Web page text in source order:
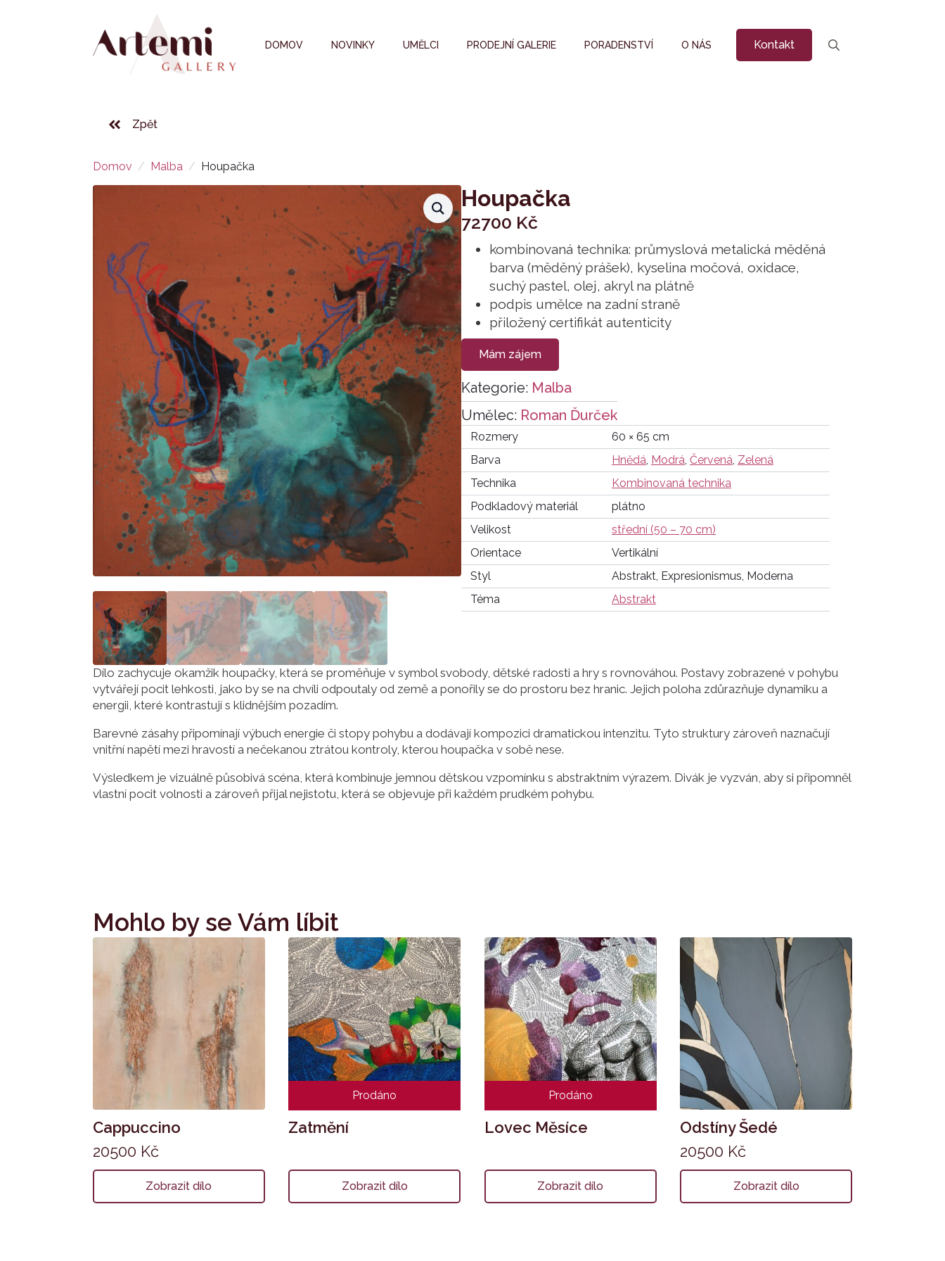
DOMOV NOVINKY UMĚLCI PRODEJNÍ GALERIE PORADENSTVÍ O NÁS
Kontakt
Zpět
Domov Malba Houpačka
Houpačka
72700 Kč
kombinovaná technika: průmyslová metalická měděná
barva (měděný prášek), kyselina močová, oxidace,
suchý pastel, olej, akryl na plátně
podpis umělce na zadní straně
přiložený certifikát autenticity
Mám zájem
Kategorie: Malba
Umělec: Roman Ďurček
Rozmery
60 × 65 cm
Barva
Hnědá, Modrá, Červená, Zelená
Technika
Kombinovaná technika
Podkladový materiál
plátno
Velikost
střední (50 – 70 cm)
Orientace
Vertikální
Styl
Abstrakt, Expresionismus, Moderna
Téma
Abstrakt
Dílo zachycuje okamžik houpačky, která se proměňuje v symbol svobody, dětské radosti a hry s rovnováhou. Postavy zobrazené v pohybu
vytvářejí pocit lehkosti, jako by se na chvíli odpoutaly od země a ponořily se do prostoru bez hranic. Jejich poloha zdůrazňuje dynamiku a
energii, které kontrastují s klidnějším pozadím.
Barevné zásahy připomínají výbuch energie či stopy pohybu a dodávají kompozici dramatickou intenzitu. Tyto struktury zároveň naznačují
vnitřní napětí mezi hravostí a nečekanou ztrátou kontroly, kterou houpačka v sobě nese.
Výsledkem je vizuálně působivá scéna, která kombinuje jemnou dětskou vzpomínku s abstraktním výrazem. Divák je vyzván, aby si připomněl
vlastní pocit volnosti a zároveň přijal nejistotu, která se objevuje při každém prudkém pohybu.
Mohlo by se Vám líbit
Cappuccino
20500 Kč
Zobrazit dílo
Prodáno
Zatmění
Zobrazit dílo
Prodáno
Lovec Měsíce
Zobrazit dílo
Odstíny Šedé
20500 Kč
Zobrazit dílo